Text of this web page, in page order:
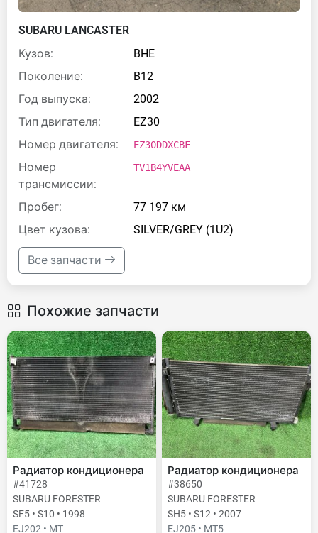
SUBARU LANCASTER
Кузов:
BHE
Поколение:
B12
Год выпуска:
2002
Тип двигателя:
EZ30
Номер двигателя:
EZ30DDXCBF
Номер
трансмиссии:
TV1B4YVEAA
Пробег:
77 197 км
Цвет кузова:
SILVER/GREY (1U2)
Все запчасти
Похожие запчасти
Радиатор кондиционера
#41728
SUBARU FORESTER
SF5 • S10 • 1998
EJ202 • MT
Радиатор кондиционера
#38650
SUBARU FORESTER
SH5 • S12 • 2007
EJ205 • MT5